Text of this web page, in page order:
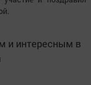
и интересным в